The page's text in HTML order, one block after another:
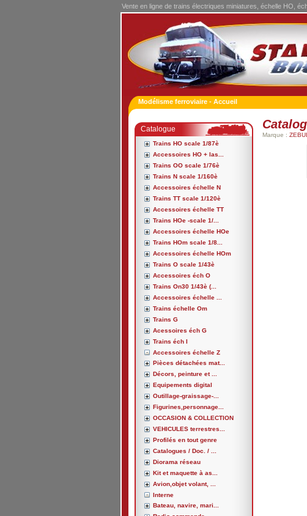
Vente en ligne de trains électriques miniatures, échelle HO,
Modélisme ferroviaire - Accueil
Catalogue
Trains HO scale 1/87è
Accessoires HO + las...
Trains OO scale 1/76è
Trains N scale 1/160è
Accessoires échelle N
Trains TT scale 1/120è
Accessoires échelle TT
Trains HOe -scale 1/...
Accessoires échelle HOe
Trains HOm scale 1/8...
Accessoires échelle HOm
Trains O scale 1/43è
Accessoires éch O
Trains On30 1/43è (...
Accessoires échelle ...
Trains échelle Om
Trains G
Acessoires éch G
Trains éch I
Accessoires échelle Z
Pièces détachées mat...
Décors, peinture et ...
Equipements digital
Outillage-graissage-...
Figurines,personnage...
OCCASION & COLLECTION
VEHICULES terrestres...
Profilés en tout genre
Catalogues / Doc. / ...
Diorama réseau
Kit et maquette à as...
Avion,objet volant, ...
Interne
Bateau, navire, mari...
Marque :